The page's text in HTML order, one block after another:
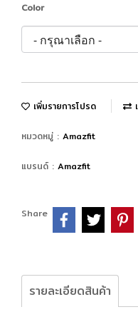
Color
เพิ่มรายการโปรด
หมวดหมู่ : Amazfit
แบรนด์ : Amazfit
Share
รายละเอียดสินค้า